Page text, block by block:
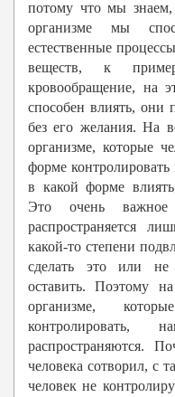
потому что мы
организме мы
естественные
веществ, к
кровообращение, на
способен влиять, они
без его желания. На
организме, которые
форме
в какой форме
Это очень
распространяется
какой-то степени
сделать это или не
оставить. Поэтому
организме,
распространяются.
человека сотворил, с
человек не